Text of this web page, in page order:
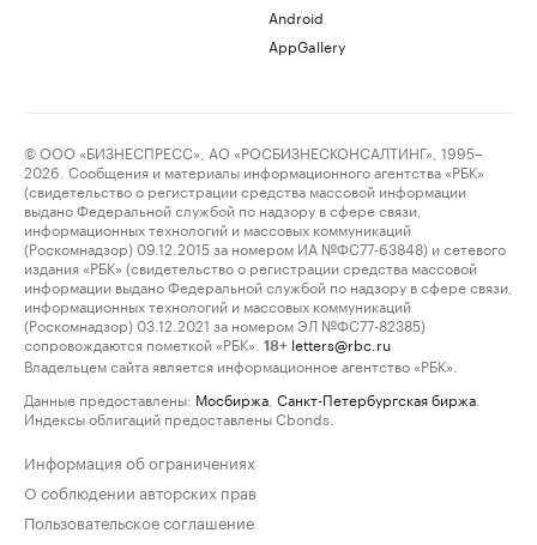
Android
AppGallery
© ООО «БИЗНЕСПРЕСС», АО «РОСБИЗНЕСКОНСАЛТИНГ», 1995–
2026. Сообщения и материалы информационного агентства «РБК»
(свидетельство о регистрации средства массовой информации
выдано Федеральной службой по надзору в сфере связи,
информационных технологий и массовых коммуникаций
(Роскомнадзор) 09.12.2015 за номером ИА №ФС77-63848) и сетевого
издания «РБК» (свидетельство о регистрации средства массовой
информации выдано Федеральной службой по надзору в сфере связи,
информационных технологий и массовых коммуникаций
(Роскомнадзор) 03.12.2021 за номером ЭЛ №ФС77-82385)
сопровождаются пометкой «РБК».
18+ letters@rbc.ru
Владельцем сайта является информационное агентство «РБК».
Данные предоставлены: Мосбиржа Санкт-Петербургская биржа
Индексы облигаций предоставлены Cbonds.
Информация об ограничениях
О соблюдении авторских прав
Пользовательское соглашение